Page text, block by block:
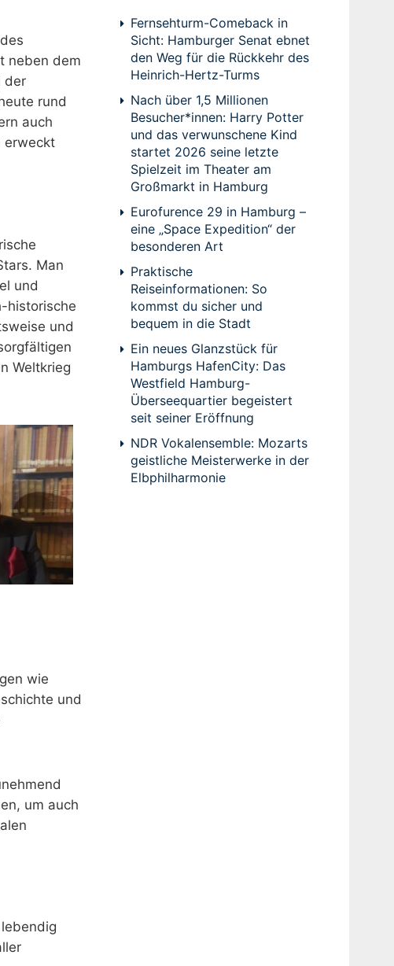
neben dem
der
rund
auch
erweckt
Man
und
historische
und
Weltkrieg
wie
und
um auch
Fernsehturm-Comeback in
Sicht: Hamburger Senat ebnet
den Weg für die Rückkehr des
Heinrich-Hertz-Turms
Nach über 1,5 Millionen
Besucher*innen: Harry Potter
und das verwunschene Kind
startet 2026 seine letzte
Spielzeit im Theater am
Großmarkt in Hamburg
Eurofurence 29 in Hamburg –
eine „Space Expedition“ der
besonderen Art
Praktische
Reiseinformationen: So
kommst du sicher und
bequem in die Stadt
Ein neues Glanzstück für
Hamburgs HafenCity: Das
Westfield Hamburg-
Überseequartier begeistert
seit seiner Eröffnung
NDR Vokalensemble: Mozarts
geistliche Meisterwerke in der
Elbphilharmonie